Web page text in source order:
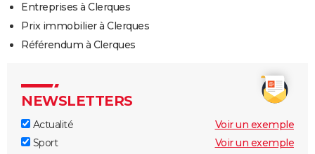
Entreprises à Clerques
Prix immobilier à Clerques
Référendum à Clerques
NEWSLETTERS
Actualité
Voir un exemple
Sport
Voir un exemple